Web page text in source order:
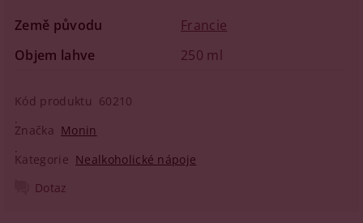
Země původu
Francie
Objem lahve
250 ml
Kód produktu 60210
Značka Monin
Kategorie Nealkoholické nápoje
Dotaz